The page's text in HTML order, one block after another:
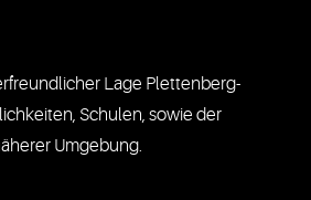
Lage Plettenberg-
Schulen, sowie der
Umgebung.